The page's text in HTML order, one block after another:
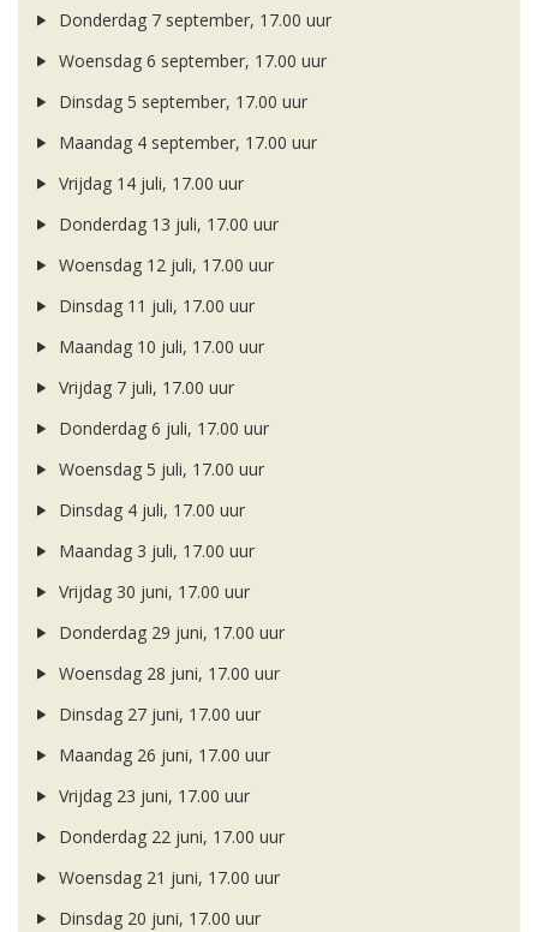
Donderdag 7 september, 17.00 uur
Woensdag 6 september, 17.00 uur
Dinsdag 5 september, 17.00 uur
Maandag 4 september, 17.00 uur
Vrijdag 14 juli, 17.00 uur
Donderdag 13 juli, 17.00 uur
Woensdag 12 juli, 17.00 uur
Dinsdag 11 juli, 17.00 uur
Maandag 10 juli, 17.00 uur
Vrijdag 7 juli, 17.00 uur
Donderdag 6 juli, 17.00 uur
Woensdag 5 juli, 17.00 uur
Dinsdag 4 juli, 17.00 uur
Maandag 3 juli, 17.00 uur
Vrijdag 30 juni, 17.00 uur
Donderdag 29 juni, 17.00 uur
Woensdag 28 juni, 17.00 uur
Dinsdag 27 juni, 17.00 uur
Maandag 26 juni, 17.00 uur
Vrijdag 23 juni, 17.00 uur
Donderdag 22 juni, 17.00 uur
Woensdag 21 juni, 17.00 uur
Dinsdag 20 juni, 17.00 uur